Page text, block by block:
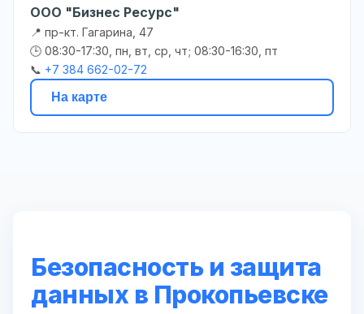
ООО "Бизнес Ресурс"
📍 пр-кт. Гагарина, 47
🕒 08:30-17:30, пн, вт, ср, чт; 08:30-16:30, пт
📞 +7 384 662-02-72
На карте
Безопасность и защита
данных в Прокопьевске